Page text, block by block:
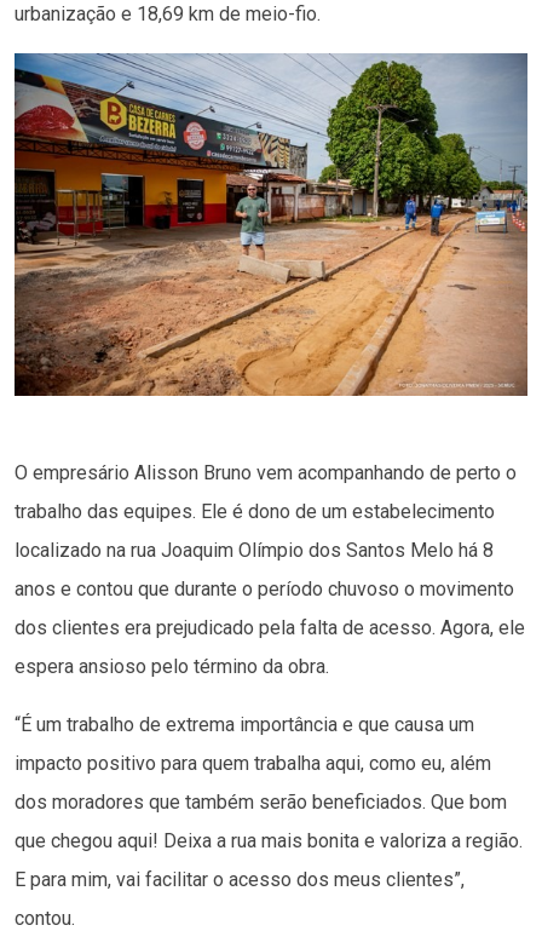
urbanização e 18,69 km de meio-fio.
O empresário Alisson Bruno vem acompanhando de perto o
trabalho das equipes. Ele é dono de um estabelecimento
localizado na rua Joaquim Olímpio dos Santos Melo há 8
anos e contou que durante o período chuvoso o movimento
dos clientes era prejudicado pela falta de acesso. Agora, ele
espera ansioso pelo término da obra.
“É um trabalho de extrema importância e que causa um
impacto positivo para quem trabalha aqui, como eu, além
dos moradores que também serão beneficiados. Que bom
que chegou aqui! Deixa a rua mais bonita e valoriza a região.
E para mim, vai facilitar o acesso dos meus clientes”,
contou.